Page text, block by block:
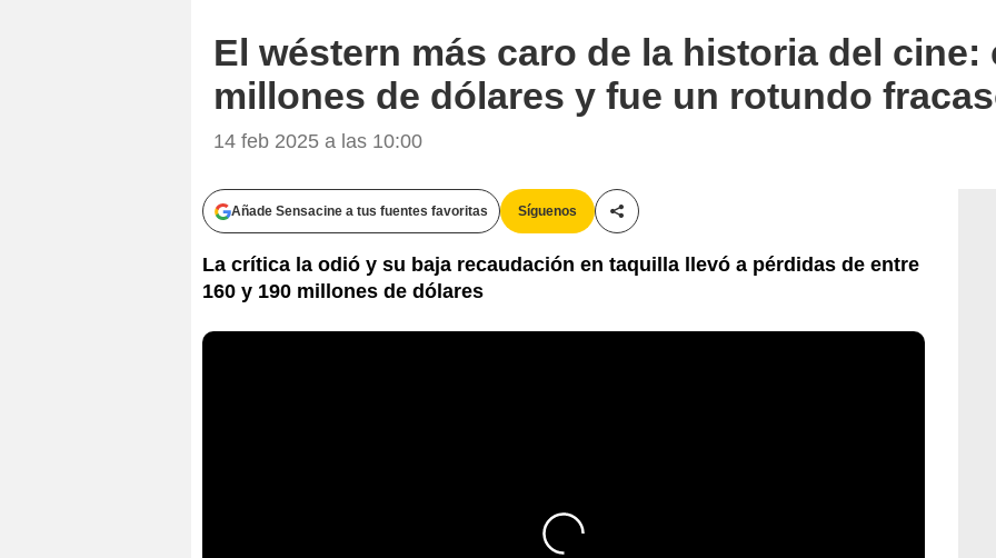
El wéstern más caro de la historia del cine:
millones de dólares y fue un rotundo
14 feb 2025 a las 10:00
Añade Sensacine a tus fuentes favoritas Síguenos
Compartir esta noticia
La crítica la odió y su baja recaudación en taquilla llevó a pérdidas de entre
160 y 190 millones de dólares